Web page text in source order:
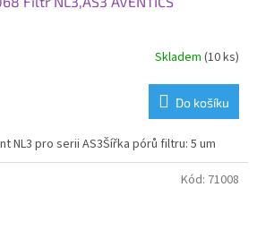
Skladem (10 ks)
Do košíku
NL3 pro serii AS3Šířka pórů filtru: 5 um
Kód: 71008